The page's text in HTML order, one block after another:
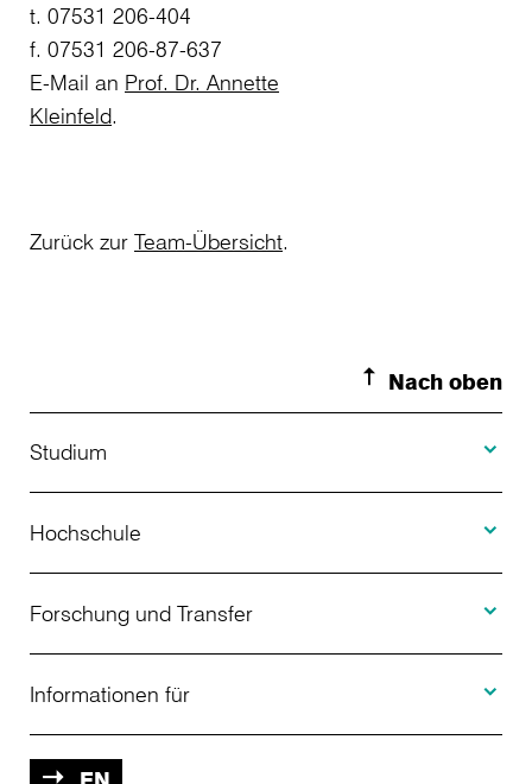
t. 07531 206-404
f. 07531 206-87-637
E-Mail an Prof. Dr. Annette
Kleinfeld.
Zurück zur Team-Übersicht.
Nach oben
Studium
Studienangebot
Bewerbung
Studienberatung
Weiterbildung
Hochschule
Über uns
Aktuelles
Veranstaltungen
Forschung und Transfer
Projekte
Informationen für
Studieninteressierte